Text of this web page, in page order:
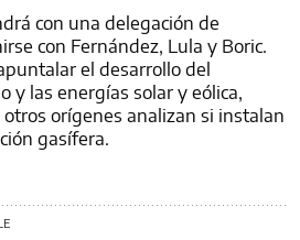
con una delegación de
con Fernández, Lula y Boric.
el desarrollo del
y las energías solar y eólica,
orígenes analizan si instalan
gasífera.